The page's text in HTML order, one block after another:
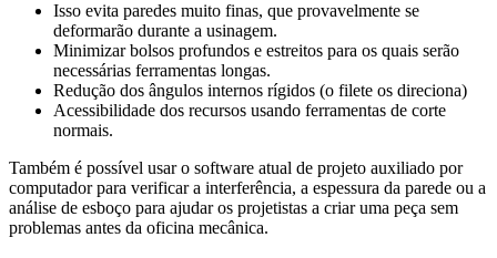
Isso evita paredes muito finas, que provavelmente se
deformarão durante a usinagem.
Minimizar bolsos profundos e estreitos para os quais serão
necessárias ferramentas longas.
Redução dos ângulos internos rígidos (o filete os direciona)
Acessibilidade dos recursos usando ferramentas de corte
normais.
Também é possível usar o software atual de projeto auxiliado por
computador para verificar a interferência, a espessura da parede ou a
análise de esboço para ajudar os projetistas a criar uma peça sem
problemas antes da oficina mecânica.